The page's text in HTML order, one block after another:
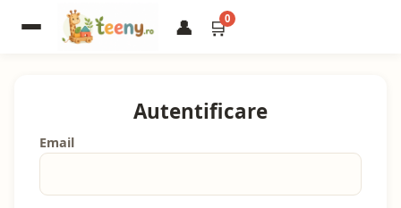
👤 🛒0
Autentificare
Email